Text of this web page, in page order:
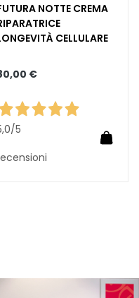
carrello
NOTTE CREMA
CELLULARE
€
/5